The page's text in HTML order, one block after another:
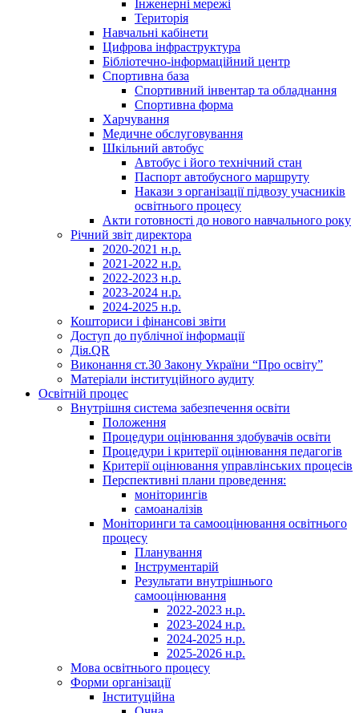
Інженерні мережі
Територія
Навчальні кабінети
Цифрова інфраструктура
Бібліотечно-інформаційний центр
Спортивна база
Спортивний інвентар та обладнання
Спортивна форма
Харчування
Медичне обслуговування
Шкільний автобус
Автобус і його технічний стан
Паспорт автобусного маршруту
Накази з організації підвозу учасників
освітнього процесу
Акти готовності до нового навчального року
Річний звіт директора
2020-2021 н.р.
2021-2022 н.р.
2022-2023 н.р.
2023-2024 н.р.
2024-2025 н.р.
Кошториси і фінансові звіти
Доступ до публічної інформації
Дія.QR
Виконання ст.30 Закону України “Про освіту”
Матеріали інституційного аудиту
Освітній процес
Внутрішня система забезпечення освіти
Положення
Процедури оцінювання здобувачів освіти
Процедури і критерії оцінювання педагогів
Критерії оцінювання управлінських процесів
Перспективні плани проведення:
моніторингів
самоаналізів
Моніторинги та самооцінювання освітнього
процесу
Планування
Інструментарій
Результати внутрішнього
самооцінювання
2022-2023 н.р.
2023-2024 н.р.
2024-2025 н.р.
2025-2026 н.р.
Мова освітнього процесу
Форми організації
Інституційна